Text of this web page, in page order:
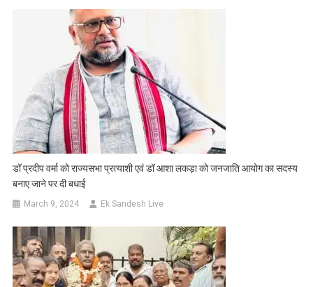
डॉ प्रदीप वर्मा को राज्यसभा प्रत्याशी एवं डॉ आशा लकड़ा को जनजाति आयोग का सदस्य
बनाए जाने पर दी बधाई
March 9, 2024 Ek Sandesh Live